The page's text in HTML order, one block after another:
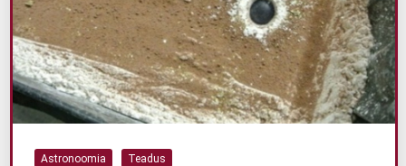
Astronoomia Teadus